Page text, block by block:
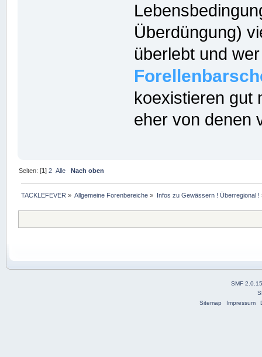
Überdüngung)
überlebt und
koexistieren gut
eher von denen
Seiten: [1]2 Alle Nach oben
TACKLEFEVER » Allgemeine Forenbereiche » Infos zu Gewässern ! Überregional !
SMF 2.0.15
Sitemap
Impressum